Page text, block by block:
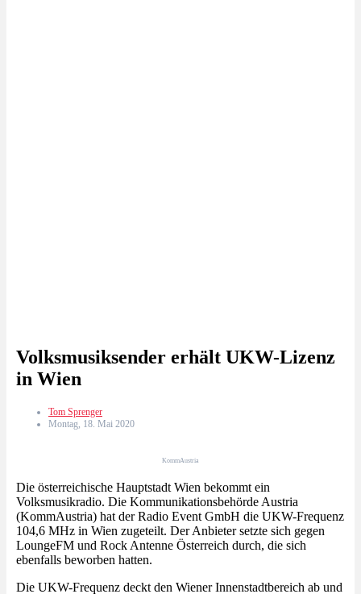
Volksmusiksender erhält UKW-Lizenz
in Wien
Tom Sprenger
Montag, 18. Mai 2020
KommAustria
Die österreichische Hauptstadt Wien bekommt ein
Volksmusikradio. Die Kommunikationsbehörde Austria
(KommAustria) hat der Radio Event GmbH die UKW-Frequenz
104,6 MHz in Wien zugeteilt. Der Anbieter setzte sich gegen
LoungeFM und Rock Antenne Österreich durch, die sich
ebenfalls beworben hatten.
Die UKW-Frequenz deckt den Wiener Innenstadtbereich ab und